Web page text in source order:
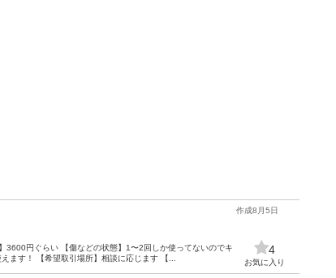
3600円ぐらい 【傷などの状態】1〜2回しか使ってないのでキ
ます！ 【希望取引場所】相談に応じます 【...
作成8月5日
4
お気に入り